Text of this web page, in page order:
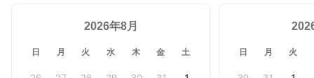
2026年8月
日 月 火 水 木 金 土 日 月 火